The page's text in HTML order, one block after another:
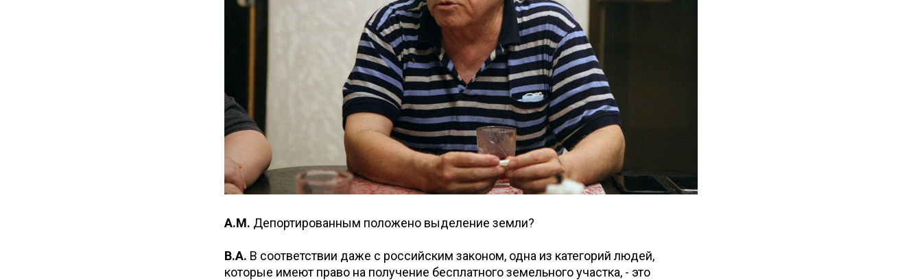
А.М. Депортированным положено выделение земли?
В.А. В соответствии даже с российским законом, одна из категорий людей,
которые имеют право на получение бесплатного земельного участка, - это